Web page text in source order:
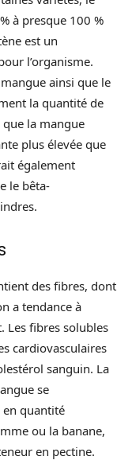
à presque 100 %
est un
l’organisme.
ainsi que le
la quantité de
la mangue
plus élevée que
également
le bêta-
des fibres, dont
a tendance à
Les fibres solubles
cardiovasculaires
sanguin. La
se
en quantité
ou la banane,
en pectine.